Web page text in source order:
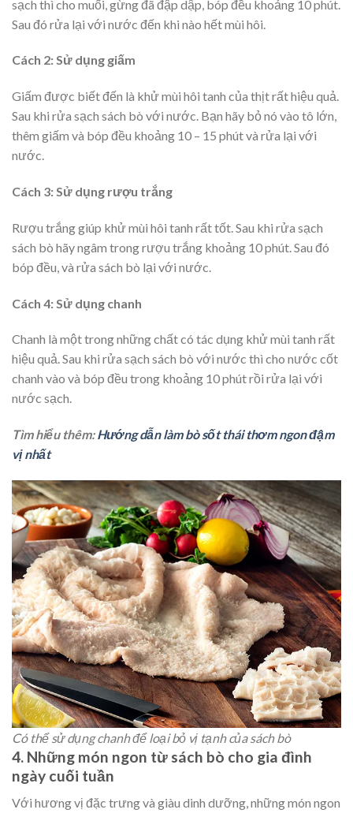
sạch thì cho muối, gừng đã đập dập, bóp đều khoảng 10 phút.
Sau đó rửa lại với nước đến khi nào hết mùi hôi.
Cách 2: Sử dụng giấm
Giấm được biết đến là khử mùi hôi tanh của thịt rất hiệu quả.
Sau khi rửa sạch sách bò với nước. Bạn hãy bỏ nó vào tô lớn,
thêm giấm và bóp đều khoảng 10 – 15 phút và rửa lại với
nước.
Cách 3: Sử dụng rượu trắng
Rượu trắng giúp khử mùi hôi tanh rất tốt. Sau khi rửa sạch
sách bò hãy ngâm trong rượu trắng khoảng 10 phút. Sau đó
bóp đều, và rửa sách bò lại với nước.
Cách 4: Sử dụng chanh
Chanh là một trong những chất có tác dụng khử mùi tanh rất
hiệu quả. Sau khi rửa sạch sách bò với nước thì cho nước cốt
chanh vào và bóp đều trong khoảng 10 phút rồi rửa lại với
nước sạch.
Tìm hiểu thêm:Hướng dẫn làm bò sốt thái thơm ngon đậm
vị nhất
Có thể sử dụng chanh để loại bỏ vị tạnh của sách bò
4. Những món ngon từ sách bò cho gia đình
ngày cuối tuần
Với hương vị đặc trưng và giàu dinh dưỡng, những món ngon